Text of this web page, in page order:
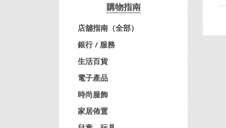
購物指南
店舖指南（全部）
銀行 / 服務
生活百貨
電子產品
時尚服飾
家居佈置